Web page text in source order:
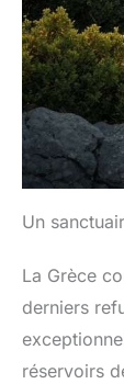
Un
La Grèce
derniers
réservoirs